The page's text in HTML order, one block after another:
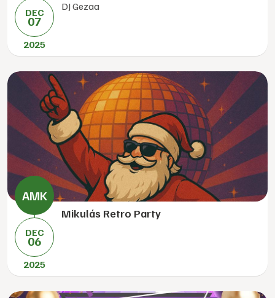
DEC
07
2025
DJ Gezaa
DEC
06
2025
Mikulás Retro Party